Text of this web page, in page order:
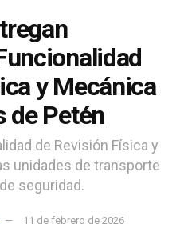
y Mecánica
de Petén
de Revisión Física y
unidades de transporte
seguridad.
11 de febrero de 2026